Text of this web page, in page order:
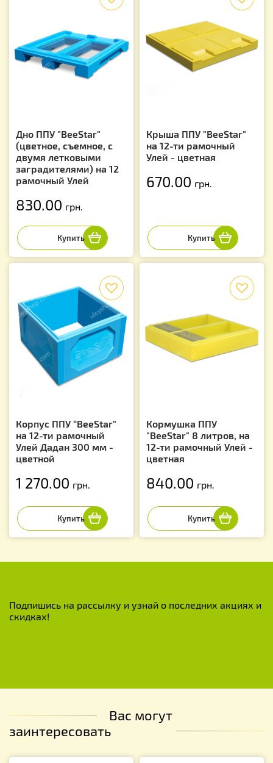
Дно ППУ "BeeStar"
(цветное, съемное, с
двумя летковыми
заградителями) на 12
рамочный Улей
830.00 грн.
Крыша ППУ "BeeStar"
на 12-ти рамочный
Улей - цветная
670.00 грн.
Корпус ППУ “BeeStar"
на 12-ти рамочный
Улей Дадан 300 мм -
цветной
1 270.00 грн.
Кормушка ППУ
"BeeStar" 8 литров, на
12-ти рамочный Улей -
цветная
840.00 грн.
Подпишись на рассылку и узнай о последних акциях и
скидках!
Вас могут
заинтересовать